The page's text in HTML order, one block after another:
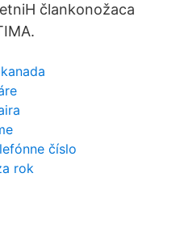
člankonožaca
číslo
rok